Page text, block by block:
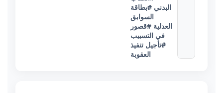
البدني #بطاقة
السوابق
العدلية #قصور
في التسبيب
#تأجيل تنفيذ
العقوبة